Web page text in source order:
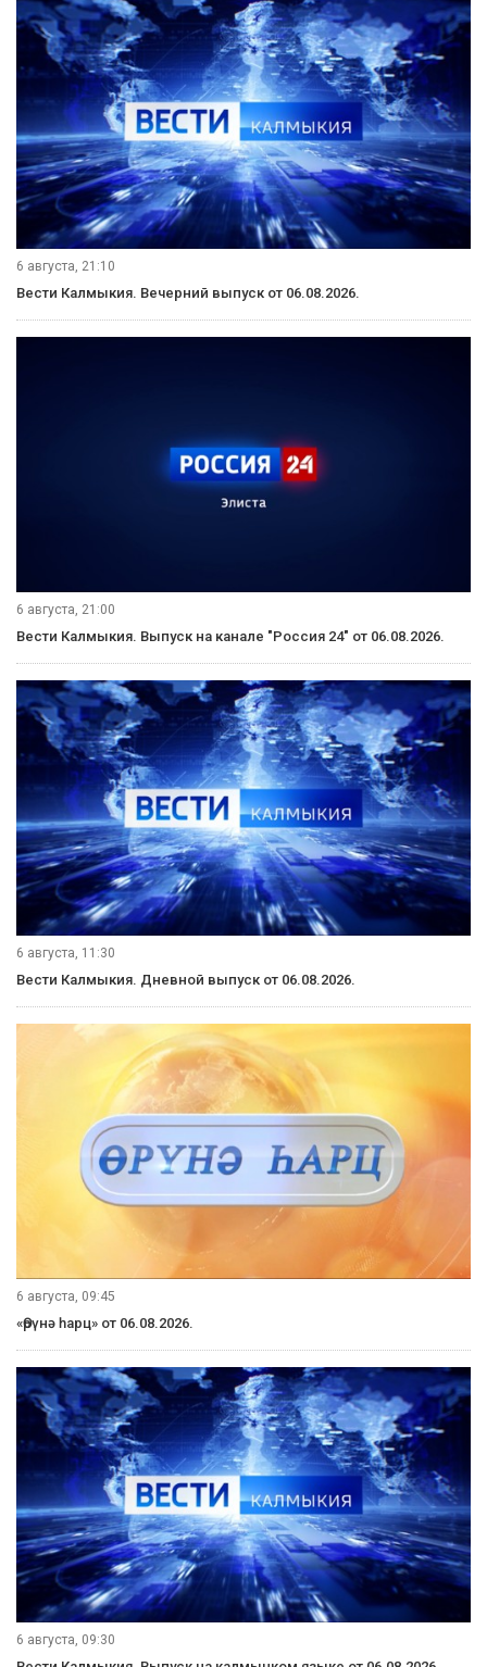
6 августа, 21:10
Вести Калмыкия. Вечерний выпуск от 06.08.2026.
6 августа, 21:00
Вести Калмыкия. Выпуск на канале "Россия 24" от 06.08.2026.
6 августа, 11:30
Вести Калмыкия. Дневной выпуск от 06.08.2026.
6 августа, 09:45
«Өрүнә һарц» от 06.08.2026.
6 августа, 09:30